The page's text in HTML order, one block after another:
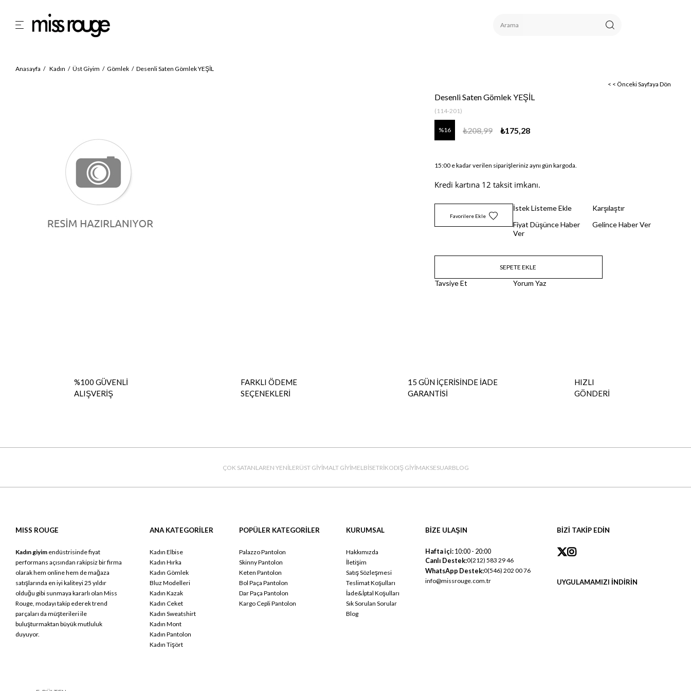
Anasayfa Kadın Üst Giyim Gömlek
Desenli Saten Gömlek YEŞİL
< < Önceki Sayfaya Dön
Desenli Saten Gömlek YEŞİL
(114-201)
16 ₺208,99 ₺175,28
15:00 e kadar verilen siparişleriniz aynı gün kargoda.
Kredi kartına 12 taksit imkanı.
Favorilere Ekle
İstek Listeme Ekle
Karşılaştır
Fiyat Düşünce Haber
Ver
Gelince Haber Ver
Tavsiye Et Yorum Yaz
%100 GÜVENLİ
ALIŞVERİŞ
FARKLI ÖDEME
SEÇENEKLERİ
15 GÜN İÇERİSİNDE İADE
GARANTİSİ
HIZLI
GÖNDERİ
ÇOK SATANLAREN YENİLERÜST GİYİMALT GİYİMELBİSETRİKODIŞ GİYİMAKSESUARBLOG
MISS ROUGE
Kadın giyim endüstrisinde fiyat
performans açısından rakipsiz bir firma
olarak hem online hem de mağaza
satışlarında en iyi kaliteyi 25 yıldır
olduğu gibi sunmaya kararlı olan Miss
Rouge, modayı takip ederek trend
parçaları da müşterileri ile
buluşturmaktan büyük mutluluk
duyuyor.
ANA KATEGORİLER
Kadın Elbise
Kadın Hırka
Kadın Gömlek
Bluz Modelleri
Kadın Kazak
Kadın Ceket
Kadın Sweatshirt
Kadın Mont
Kadın Pantolon
Kadın Tişört
POPÜLER KATEGORİLER
Palazzo Pantolon
Skinny Pantolon
Keten Pantolon
Bol Paça Pantolon
Dar Paça Pantolon
Kargo Cepli Pantolon
KURUMSAL
Hakkımızda
İletişim
Satış Sözleşmesi
Teslimat Koşulları
İade&İptal Koşulları
Sık Sorulan Sorular
Blog
BİZE ULAŞIN
Hafta içi:10:00 - 20:00
Canlı Destek:0(212) 583 29 46
WhatsApp Destek:0(546) 202 00 76
info@missrouge.com.tr
BİZİ TAKİP EDİN
UYGULAMAMIZI İNDİRİN